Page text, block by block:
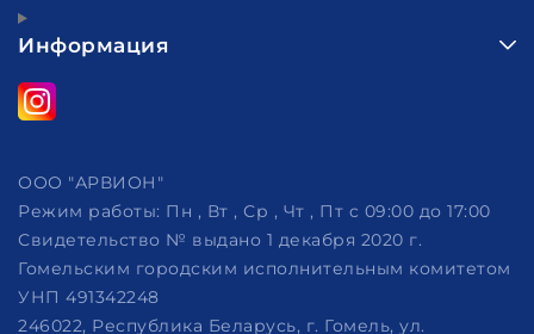
Информация
ООО "АРВИОН"
Режим работы: Пн , Вт , Ср , Чт , Пт c 09:00 до 17:00
Свидетельство № выдано 1 декабря 2020 г.
Гомельским городским исполнительным комитетом
УНП 491342248
246022, Республика Беларусь, г. Гомель, ул.